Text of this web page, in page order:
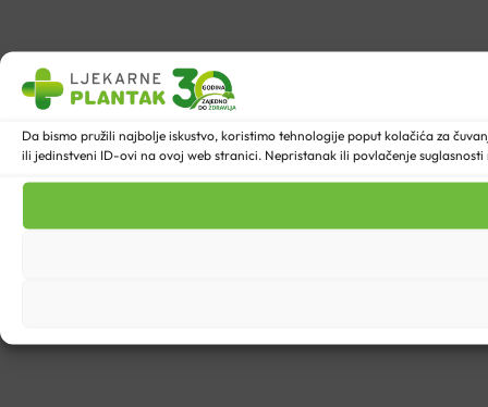
Da bismo pružili najbolje iskustvo, koristimo tehnologije poput kolačića za
ili jedinstveni ID-ovi na ovoj web stranici. Nepristanak ili povlačenje